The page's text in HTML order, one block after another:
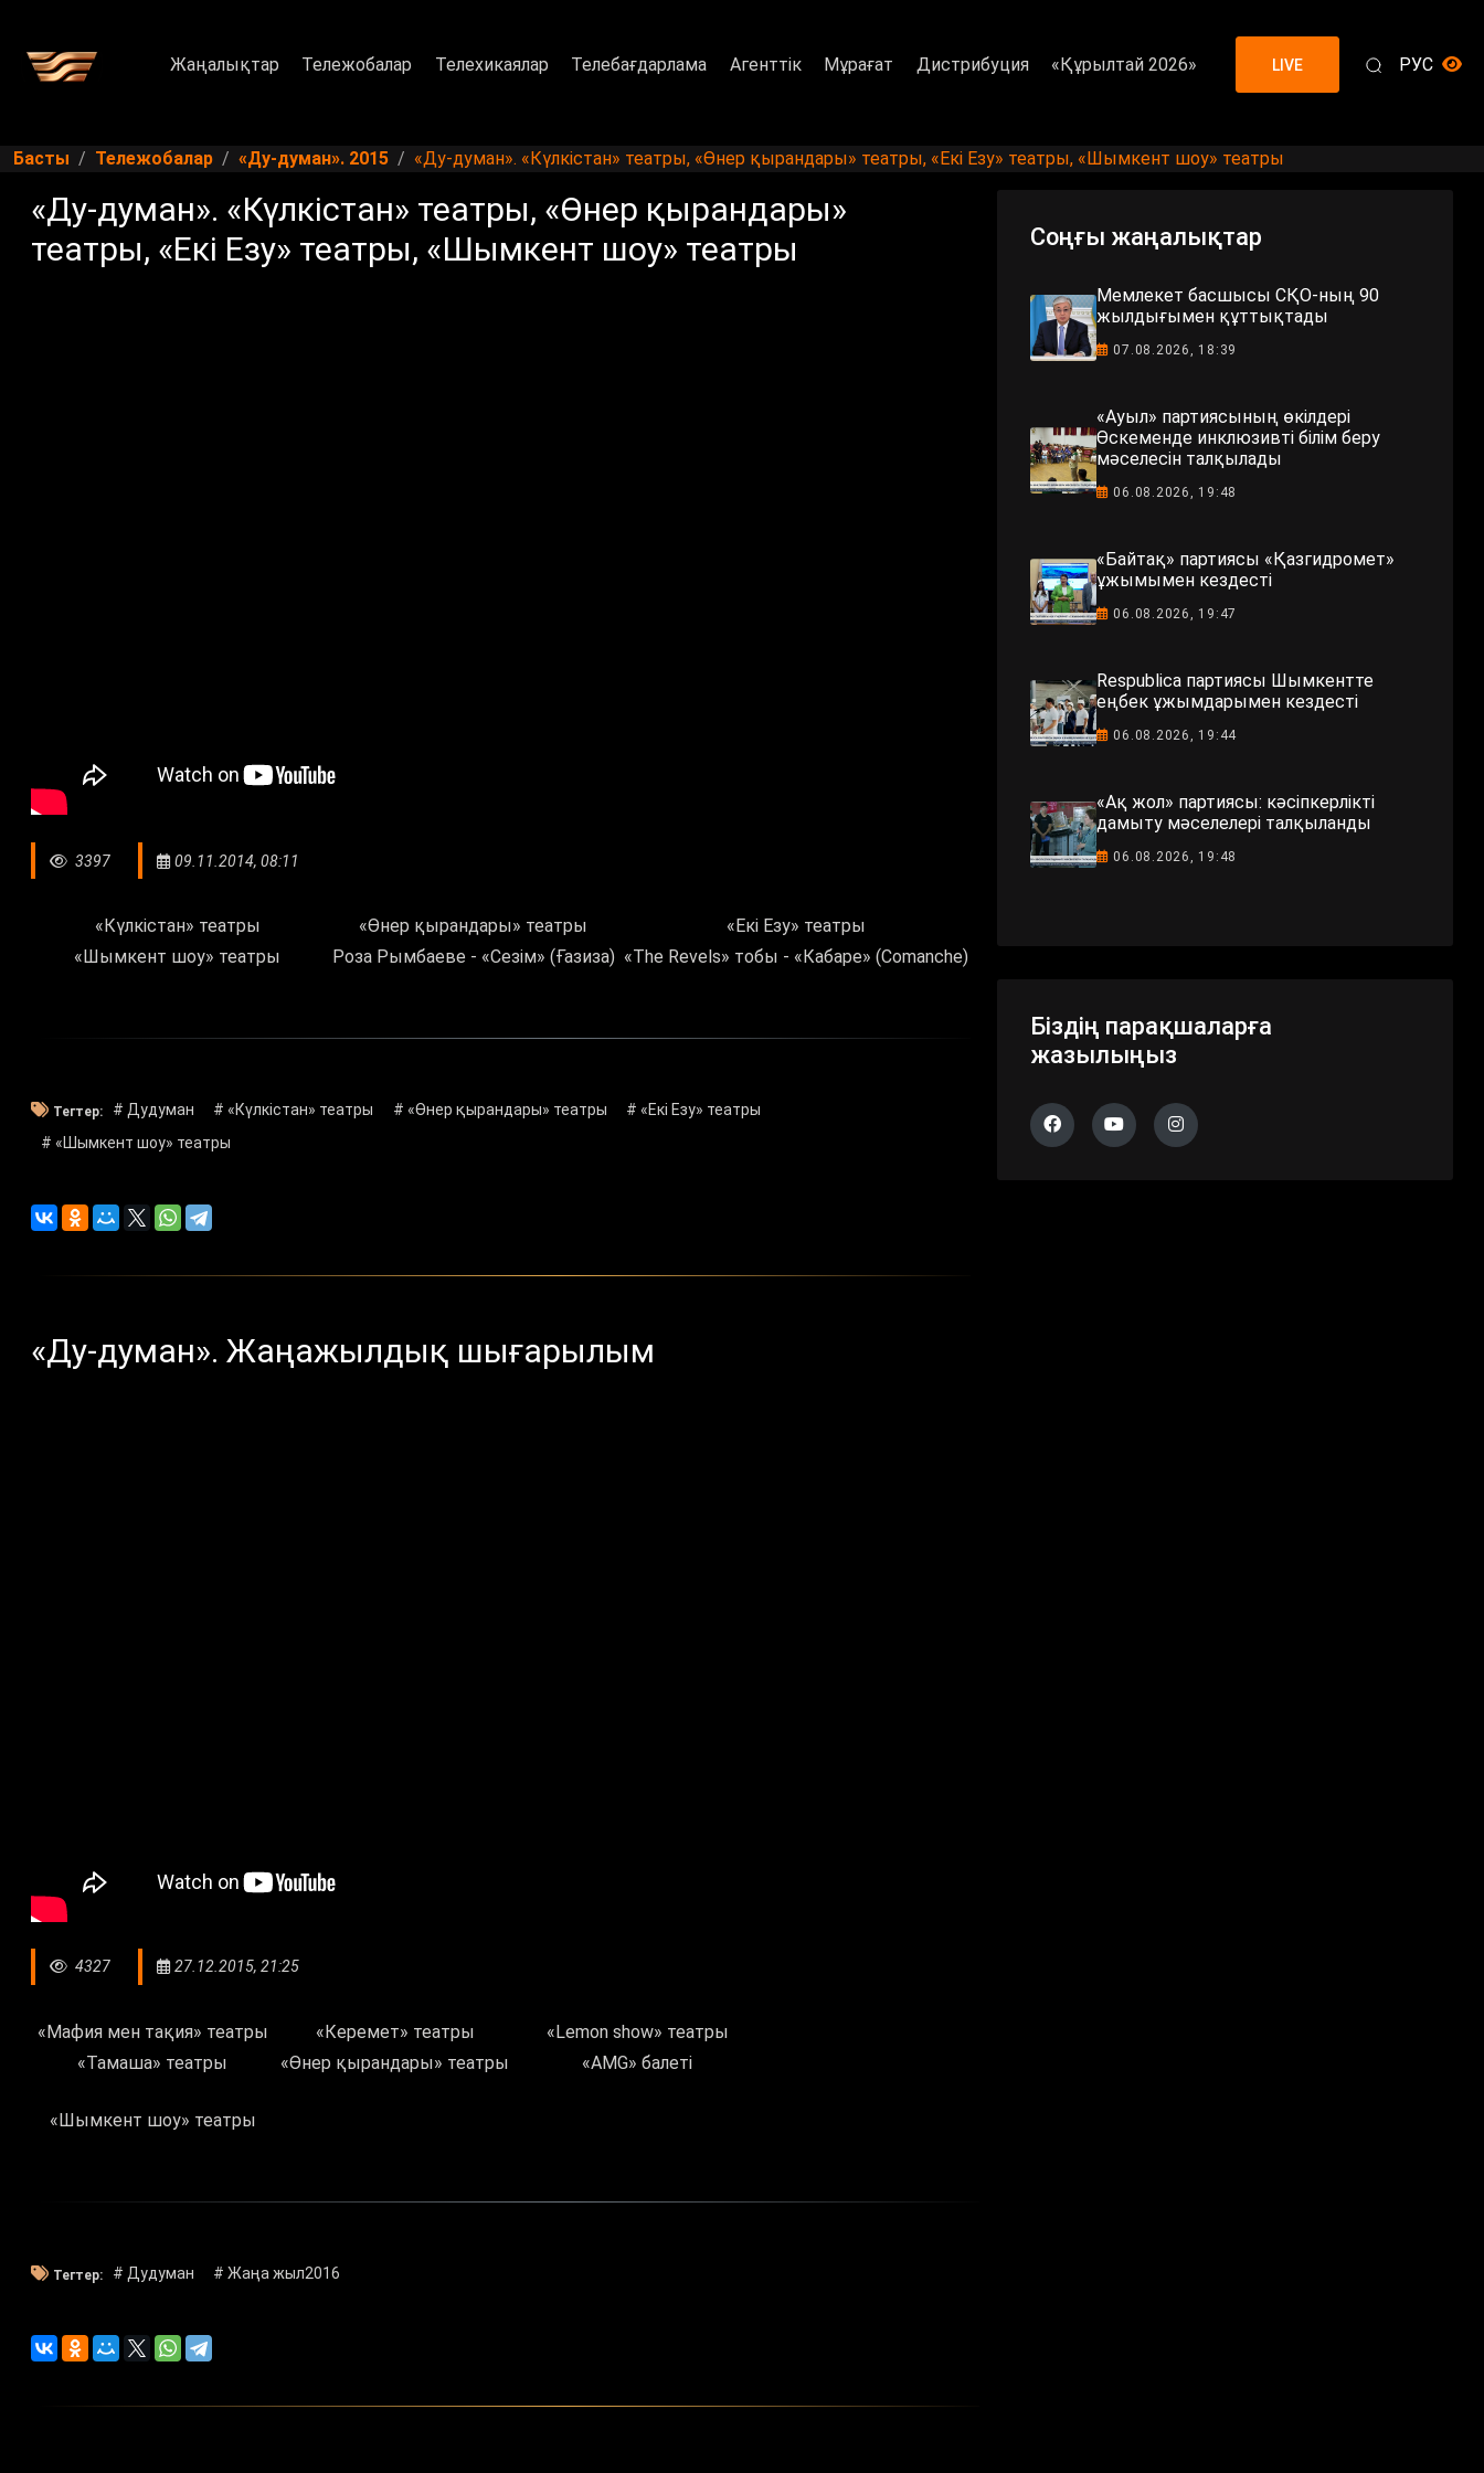
Жаңалықтар Тележобалар Телехикаялар Телебағдарлама Агенттік Мұрағат Дистрибуция «Құрылтай 2026» LIVE РУС
Басты Тележобалар «Ду-думан». 2015 «Ду-думан». «Күлкістан» театры, «Өнер қырандары» театры, «Екі Езу» театры, «Шымкент шоу» театры
«Ду-думан». «Күлкістан» театры, «Өнер қырандары»
театры, «Екі Езу» театры, «Шымкент шоу» театры
3397 09.11.2014, 08:11
«Күлкістан» театры «Өнер қырандары» театры
«Екі Езу» театры
«Шымкент шоу» театры
Роза Рымбаеве - «Сезім» (Ғазиза) «The Revels» тобы - «Кабаре» (Comanche)
Тегтер: # Дудуман # «Күлкістан» театры # «Өнер қырандары» театры
# «Екі Езу» театры
# «Шымкент шоу» театры
Соңғы жаңалықтар
Мемлекет басшысы СҚО-ның 90
жылдығымен құттықтады
07.08.2026, 18:39
«Ауыл» партиясының өкілдері
Өскеменде инклюзивті білім беру
мәселесін талқылады
06.08.2026, 19:48
«Байтақ» партиясы «Қазгидромет»
ұжымымен кездесті
06.08.2026, 19:47
Respublica партиясы Шымкентте
еңбек ұжымдарымен кездесті
06.08.2026, 19:44
«Ақ жол» партиясы: кәсіпкерлікті
дамыту мәселелері талқыланды
06.08.2026, 19:48
Біздің парақшаларға
жазылыңыз
«Ду-думан». Жаңажылдық шығарылым
4327 27.12.2015, 21:25
«Мафия мен тақия» театры «Керемет» театры
«Lemon show» театры
«Тамаша» театры
«Өнер қырандары» театры «AMG» балеті
«Шымкент шоу» театры
Тегтер: # Дудуман # Жаңа жыл2016